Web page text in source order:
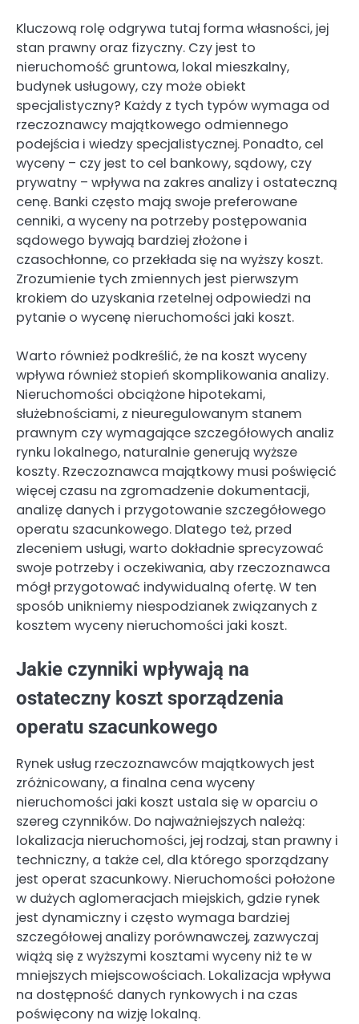
Kluczową rolę odgrywa tutaj forma własności, jej
stan prawny oraz fizyczny. Czy jest to
nieruchomość gruntowa, lokal mieszkalny,
budynek usługowy, czy może obiekt
specjalistyczny? Każdy z tych typów wymaga od
rzeczoznawcy majątkowego odmiennego
podejścia i wiedzy specjalistycznej. Ponadto, cel
wyceny – czy jest to cel bankowy, sądowy, czy
prywatny – wpływa na zakres analizy i ostateczną
cenę. Banki często mają swoje preferowane
cenniki, a wyceny na potrzeby postępowania
sądowego bywają bardziej złożone i
czasochłonne, co przekłada się na wyższy koszt.
Zrozumienie tych zmiennych jest pierwszym
krokiem do uzyskania rzetelnej odpowiedzi na
pytanie o wycenę nieruchomości jaki koszt.
Warto również podkreślić, że na koszt wyceny
wpływa również stopień skomplikowania analizy.
Nieruchomości obciążone hipotekami,
służebnościami, z nieuregulowanym stanem
prawnym czy wymagające szczegółowych analiz
rynku lokalnego, naturalnie generują wyższe
koszty. Rzeczoznawca majątkowy musi poświęcić
więcej czasu na zgromadzenie dokumentacji,
analizę danych i przygotowanie szczegółowego
operatu szacunkowego. Dlatego też, przed
zleceniem usługi, warto dokładnie sprecyzować
swoje potrzeby i oczekiwania, aby rzeczoznawca
mógł przygotować indywidualną ofertę. W ten
sposób unikniemy niespodzianek związanych z
kosztem wyceny nieruchomości jaki koszt.
Jakie czynniki wpływają na
ostateczny koszt sporządzenia
operatu szacunkowego
Rynek usług rzeczoznawców majątkowych jest
zróżnicowany, a finalna cena wyceny
nieruchomości jaki koszt ustala się w oparciu o
szereg czynników. Do najważniejszych należą:
lokalizacja nieruchomości, jej rodzaj, stan prawny i
techniczny, a także cel, dla którego sporządzany
jest operat szacunkowy. Nieruchomości położone
w dużych aglomeracjach miejskich, gdzie rynek
jest dynamiczny i często wymaga bardziej
szczegółowej analizy porównawczej, zazwyczaj
wiążą się z wyższymi kosztami wyceny niż te w
mniejszych miejscowościach. Lokalizacja wpływa
na dostępność danych rynkowych i na czas
poświęcony na wizję lokalną.